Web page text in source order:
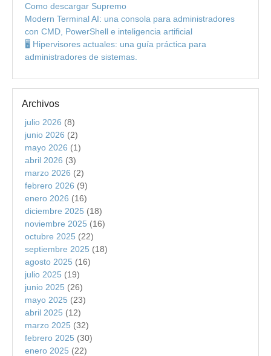
Como descargar Supremo
Modern Terminal AI: una consola para administradores
con CMD, PowerShell e inteligencia artificial
🖥️ Hipervisores actuales: una guía práctica para
administradores de sistemas.
Archivos
julio 2026 (8)
junio 2026 (2)
mayo 2026 (1)
abril 2026 (3)
marzo 2026 (2)
febrero 2026 (9)
enero 2026 (16)
diciembre 2025 (18)
noviembre 2025 (16)
octubre 2025 (22)
septiembre 2025 (18)
agosto 2025 (16)
julio 2025 (19)
junio 2025 (26)
mayo 2025 (23)
abril 2025 (12)
marzo 2025 (32)
febrero 2025 (30)
enero 2025 (22)